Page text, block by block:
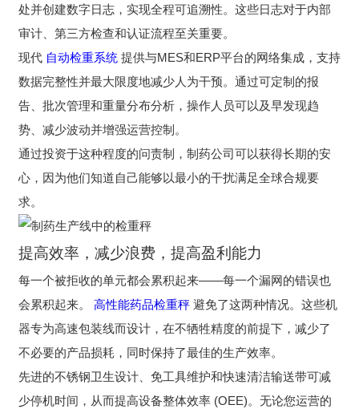
处并创建数字日志，实现全程可追溯性。这些日志对于内部
审计、第三方检查和认证流程至关重要。
现代 自动检重系统提供与MES和ERP平台的网络集成，支持
数据完整性并最大限度地减少人为干预。通过可定制的报
告、批次管理和重量分布分析，操作人员可以及早发现趋
势、减少波动并增强运营控制。
通过投资于这种程度的问责制，制药公司可以获得长期的安
心，因为他们知道自己能够以最小的干扰满足全球合规要
求。
提高效率，减少浪费，提高盈利能力
每一个被拒收的单元都会累积起来——每一个漏网的错误也
会累积起来。 高性能药品检重秤避免了这两种情况。这些机
器专为高速包装线而设计，在不牺牲精度的前提下，减少了
不必要的产品损耗，同时保持了最佳的生产效率。
先进的不锈钢卫生设计、免工具维护和快速清洁输送带可减
少停机时间，从而提高设备整体效率 (OEE)。无论您运营的